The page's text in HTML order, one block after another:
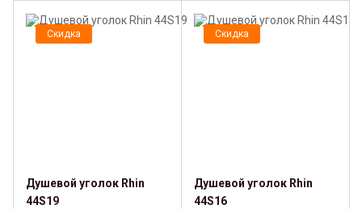
Скидка
Душевой уголок Rhin
44S19
Скидка
Душевой уголок Rhin
44S16